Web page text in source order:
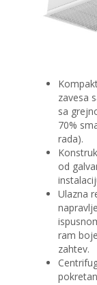
zavesa
sa
70%
rada).
od
Ulazna
ram
zahtev.